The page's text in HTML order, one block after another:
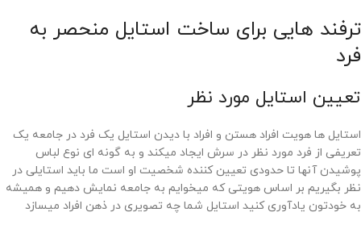
ترفند هایی برای ساخت استایل منحصر به
فرد
تعیین استایل مورد نظر
استایل ها هویت افراد هستن و افراد با دیدن استایل یک فرد در جامعه یک
تعریفی از فرد مورد نظر در سرش ایجاد میکند و به گونه ای نوع لباس
پوشیدن آنها تا حدودی تعیین کننده شخصیت او است ما باید استایلی در
نظر بگیریم بر اساس هویتی که میخوایم به جامعه نمایش دهیم و همیشه
به خودتون یادآوری کنید استایل شما چه تصویری در ذهن افراد میسازد